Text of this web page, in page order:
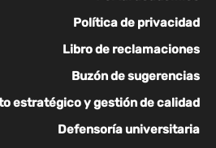
Política de privacidad
Libro de reclamaciones
Buzón de sugerencias
estratégico y gestión de calidad
Defensoría universitaria